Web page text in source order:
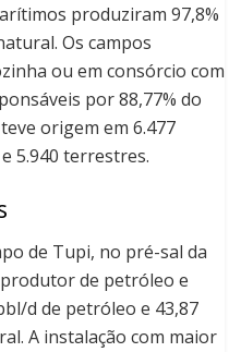
produziram 97,8%
Os campos
ou em consórcio com
por 88,77% do
origem em 6.477
5.940 terrestres.
de Tupi, no pré-sal da
de petróleo e
d de petróleo e 43,87
A instalação com maior